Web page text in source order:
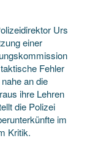
Urs
einer
Fehler
an die
ihre Lehren
die Polizei
im
Kritik.